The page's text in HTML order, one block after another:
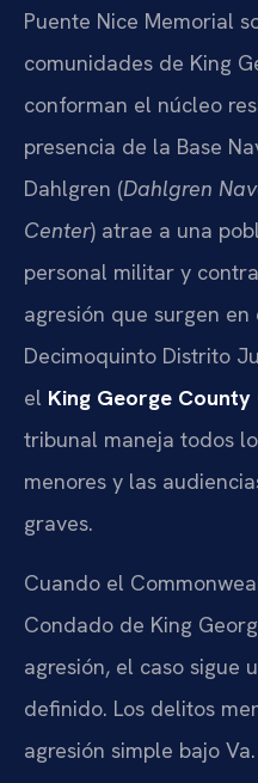
Puente Nice Memorial
comunidades de King
conforman el núcleo
presencia de la Base
Dahlgren (Dahlgren
Center) atrae a una
personal militar y
agresión que surgen
Decimoquinto Distrito
el King George
tribunal maneja todos
menores y las
graves.
Cuando el
Condado de King
agresión, el caso sigue
definido. Los delitos
agresión simple bajo